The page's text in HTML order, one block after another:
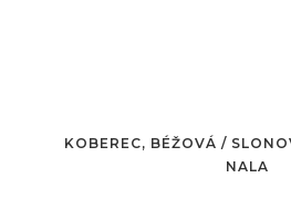
KOBEREC, BÉŽOVÁ /
NALA